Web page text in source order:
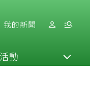
我的新聞
活動